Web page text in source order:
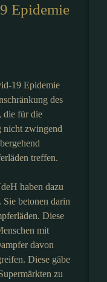
Epidemie
19 Epidemie
des
die für die
nicht zwingend
treffen.
haben dazu
betonen darin
Diese
mit
davon
Diese gäbe
zu